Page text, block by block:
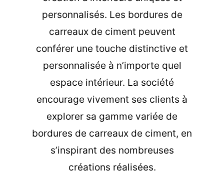
personnalisés. Les bordures de
carreaux de ciment peuvent
conférer une touche distinctive et
personnalisée à n’importe quel
espace intérieur. La société
encourage vivement ses clients à
explorer sa gamme variée de
bordures de carreaux de ciment, en
s’inspirant des nombreuses
créations réalisées.